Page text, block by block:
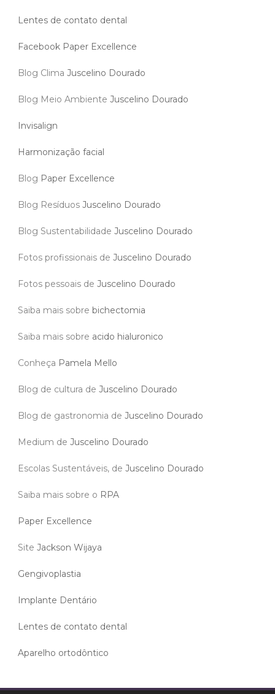
Lentes de contato dental
Facebook Paper Excellence
Blog Clima Juscelino Dourado
Blog Meio Ambiente Juscelino Dourado
Invisalign
Harmonização facial
Blog Paper Excellence
Blog Resíduos Juscelino Dourado
Blog Sustentabilidade Juscelino Dourado
Fotos profissionais de Juscelino Dourado
Fotos pessoais de Juscelino Dourado
Saiba mais sobre bichectomia
Saiba mais sobre acido hialuronico
Conheça Pamela Mello
Blog de cultura de Juscelino Dourado
Blog de gastronomia de Juscelino Dourado
Medium de Juscelino Dourado
Escolas Sustentáveis, de Juscelino Dourado
Saiba mais sobre o RPA
Paper Excellence
Site Jackson Wijaya
Gengivoplastia
Implante Dentário
Lentes de contato dental
Aparelho ortodôntico